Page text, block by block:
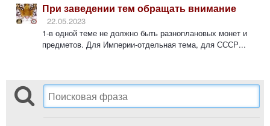
При заведении тем обращать внимание
22.05.2023
1-в одной теме не должно быть разноплановых монет и
предметов. Для Империи-отдельная тема, для СССР...